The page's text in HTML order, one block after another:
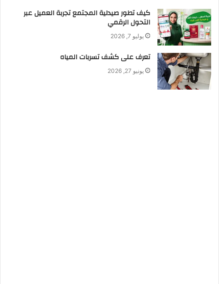
كيف تطور صيدلية المجتمع تجربة العميل عبر
التحول الرقمي
يوليو 7, 2026
تعرف على كشف تسربات المياه
يونيو 27, 2026